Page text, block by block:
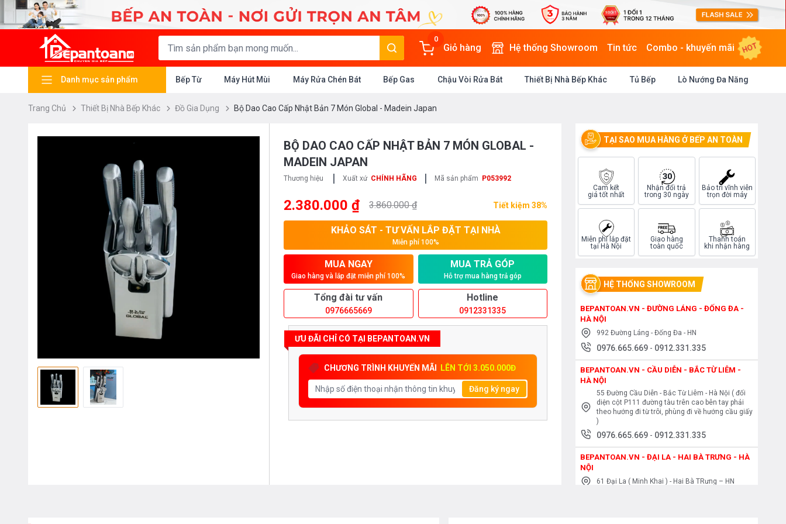
0
Giỏ hàng Hệ thống Showroom Tin tức Combo - khuyến mãi HOT
Danh mục sản phẩm Bếp Từ Máy Hút Mùi Máy Rửa Chén Bát Bếp Gas Chậu Vòi Rửa Bát Thiết Bị Nhà Bếp Khác Tủ Bếp Lò Nướng Đa Năng
Trang Chủ Thiết Bị Nhà Bếp Khác Đồ Gia Dụng Bộ Dao Cao Cấp Nhật Bản 7 Món Global - Madein Japan
BỘ DAO CAO CẤP NHẬT BẢN 7 MÓN GLOBAL -
MADEIN JAPAN
Thương hiệu | Xuất xứ CHÍNH HÃNG | Mã sản phẩm P053992
2.380.000 ₫ 3.860.000 ₫ Tiết kiệm 38%
KHẢO SÁT - TƯ VẤN LẮP ĐẶT TẠI NHÀ
Miễn phí 100%
MUA NGAY
Giao hàng và lắp đặt miễn phí 100%
MUA TRẢ GÓP
Hỗ trợ mua hàng trả góp
Tổng đài tư vấn
0976665669
Hotline
0912331335
ƯU ĐÃI CHỈ CÓ TẠI BEPANTOAN.VN
CHƯƠNG TRÌNH KHUYẾN MÃI LÊN TỚI 3.050.000Đ
Đăng ký ngay
TẠI SAO MUA HÀNG Ở BẾP AN TOÀN
Cam kết
giá tốt nhất
Nhận đổi trả
trong 30 ngày
Bảo trì vĩnh viễn
trọn đời máy
Miễn phí lắp đặt
tại Hà Nội
Giao hàng
toàn quốc
Thanh toán
khi nhận hàng
HỆ THỐNG SHOWROOM
BEPANTOAN.VN - ĐƯỜNG LÁNG - ĐỐNG ĐA -
HÀ NỘI
992 Đường Láng - Đống Đa - HN
0976.665.669 - 0912.331.335
BEPANTOAN.VN - CẦU DIỄN - BẮC TỪ LIÊM -
HÀ NỘI
55 Đường Cầu Diễn - Bắc Từ Liêm - Hà Nội ( đối
diện cột P111 đường tàu trên cao bên tay phải
theo hướng đi từ trôi, phùng đi về hướng cầu giấy
)
0976.665.669 - 0912.331.335
BEPANTOAN.VN - ĐẠI LA - HAI BÀ TRƯNG - HÀ
NỘI
61 Đại La ( Minh Khai ) - Hai Bà TRưng – HN